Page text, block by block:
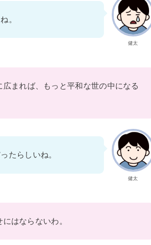
健太
。
広まれば、もっと平和な世の中になる
健太
たらしいね。
はならないわ。